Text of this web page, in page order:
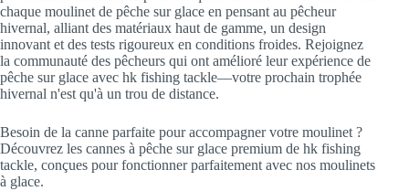
chaque moulinet de pêche sur glace en pensant au pêcheur
hivernal, alliant des matériaux haut de gamme, un design
innovant et des tests rigoureux en conditions froides. Rejoignez
la communauté des pêcheurs qui ont amélioré leur expérience de
pêche sur glace avec hk fishing tackle—votre prochain trophée
hivernal n'est qu'à un trou de distance.
Besoin de la canne parfaite pour accompagner votre moulinet ?
Découvrez les cannes à pêche sur glace premium de hk fishing
tackle, conçues pour fonctionner parfaitement avec nos moulinets
à glace.